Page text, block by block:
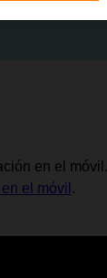
en el
el móvil .